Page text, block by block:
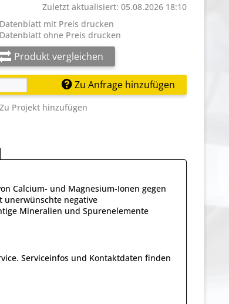
Zuletzt aktualisiert: 05.08.2026 18:10
Datenblatt mit Preis drucken
Datenblatt ohne Preis drucken
Produkt vergleichen
Zu Anfrage hinzufügen
Zu Projekt hinzufügen
Calcium- und Magnesium-Ionen gegen
unerwünschte negative
Mineralien und Spurenelemente
Serviceinfos und Kontaktdaten finden